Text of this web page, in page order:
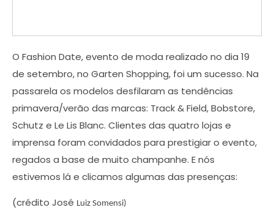
O Fashion Date, evento de moda realizado no dia 19
de setembro, no Garten Shopping, foi um sucesso. Na
passarela os modelos desfilaram as tendências
primavera/verão das marcas: Track & Field, Bobstore,
Schutz e Le Lis Blanc. Clientes das quatro lojas e
imprensa foram convidados para prestigiar o evento,
regados a base de muito champanhe. E nós
estivemos lá e clicamos algumas das presenças:
(crédito José Luiz Somensi)